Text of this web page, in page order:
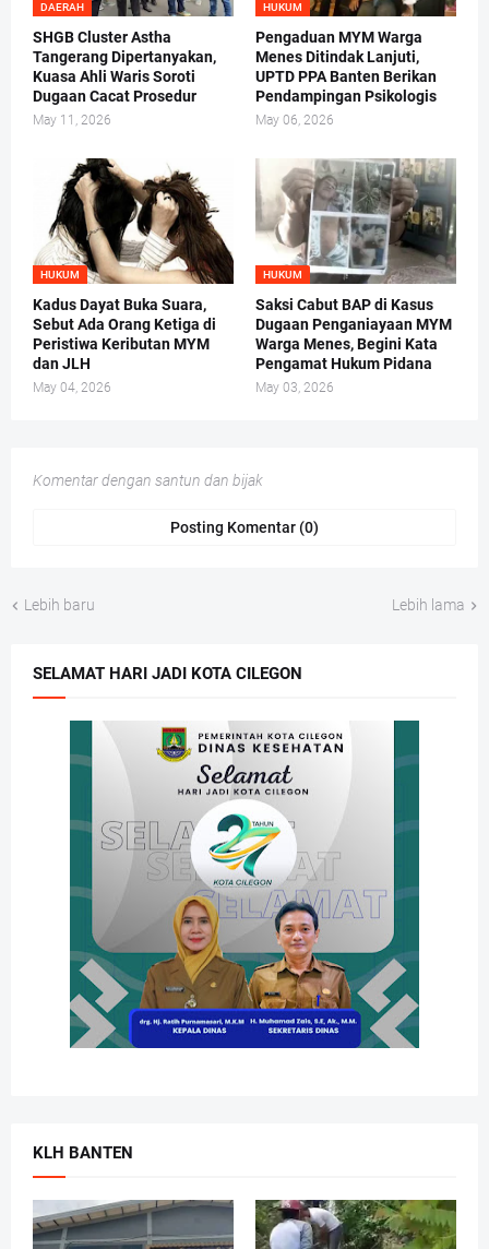
DAERAH
SHGB Cluster Astha
Tangerang Dipertanyakan,
Kuasa Ahli Waris Soroti
Dugaan Cacat Prosedur
May 11, 2026
HUKUM
Pengaduan MYM Warga
Menes Ditindak Lanjuti,
UPTD PPA Banten Berikan
Pendampingan Psikologis
May 06, 2026
HUKUM
Kadus Dayat Buka Suara,
Sebut Ada Orang Ketiga di
Peristiwa Keributan MYM
dan JLH
May 04, 2026
HUKUM
Saksi Cabut BAP di Kasus
Dugaan Penganiayaan MYM
Warga Menes, Begini Kata
Pengamat Hukum Pidana
May 03, 2026
Komentar dengan santun dan bijak
Posting Komentar (0)
Lebih baru Lebih lama
SELAMAT HARI JADI KOTA CILEGON
KLH BANTEN